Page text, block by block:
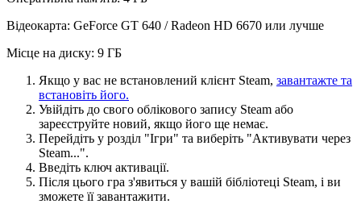
Відеокарта: GeForce GT 640 / Radeon HD 6670 или лучше
Місце на диску: 9 ГБ
Якщо у вас не встановлений клієнт Steam, завантажте та
встановіть його.
Увійдіть до свого облікового запису Steam або
зареєструйте новий, якщо його ще немає.
Перейдіть у розділ "Ігри" та виберіть "Активувати через
Steam...".
Введіть ключ активації.
Після цього гра з'явиться у вашій бібліотеці Steam, і ви
зможете її завантажити.